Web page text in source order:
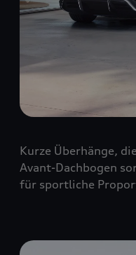
Kurze Überhänge,
Avant-Dachbogen
für sportliche